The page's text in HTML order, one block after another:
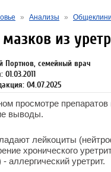
» Анализы »
из
Портнов, семейный врач
04.07.2025
просмотре
выводы.
лейкоциты
хронического
- аллергический уретрит.